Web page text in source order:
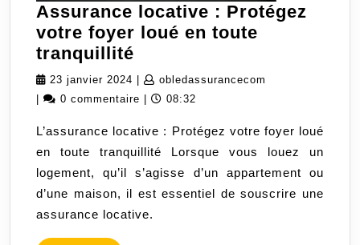
Assurance locative : Protégez
votre foyer loué en toute
tranquillité
locative
:
votre
foyer
loué
en
toute
23 janvier 2024 23
janvier
obledassurancecom
0 commentaire 08:32
L’assurance locative : Protégez votre foyer loué
en toute tranquillité Lorsque vous louez un
logement, qu’il s’agisse d’un appartement ou
d’une maison, il est essentiel de souscrire une
assurance locative.